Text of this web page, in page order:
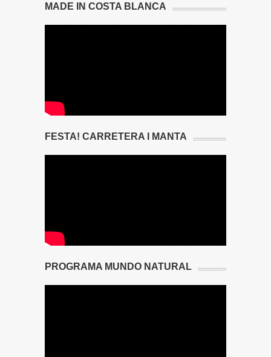
MADE IN COSTA BLANCA
FESTA! CARRETERA I MANTA
PROGRAMA MUNDO NATURAL